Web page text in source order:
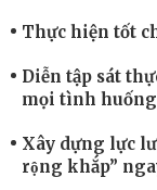
Thực hiện tốt
Diễn tập sát
mọi tình huống
Xây dựng lực
rộng khắp”